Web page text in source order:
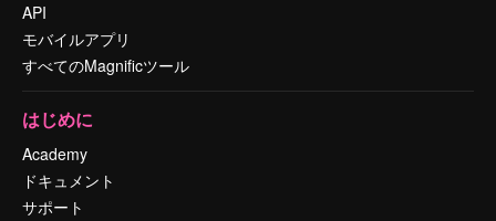
API
モバイルアプリ
すべてのMagnificツール
はじめに
Academy
ドキュメント
サポート